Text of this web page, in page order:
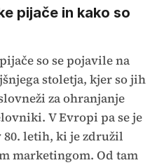
pijače in kako so
so se pojavile na
stoletja, kjer so jih
za ohranjanje
V Evropi pa se je
80. letih, ki je združil
marketingom. Od tam